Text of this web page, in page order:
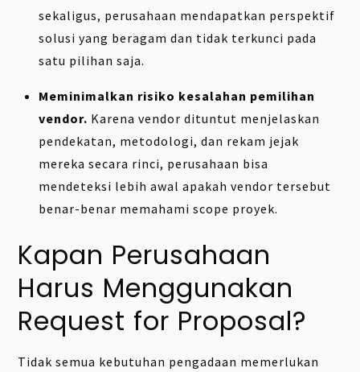
sekaligus, perusahaan mendapatkan perspektif
solusi yang beragam dan tidak terkunci pada
satu pilihan saja.
Meminimalkan risiko kesalahan pemilihan
vendor. Karena vendor dituntut menjelaskan
pendekatan, metodologi, dan rekam jejak
mereka secara rinci, perusahaan bisa
mendeteksi lebih awal apakah vendor tersebut
benar-benar memahami scope proyek.
Kapan Perusahaan
Harus Menggunakan
Request for Proposal?
Tidak semua kebutuhan pengadaan memerlukan